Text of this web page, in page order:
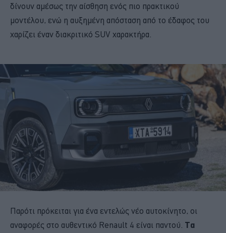
δίνουν αμέσως την αίσθηση ενός πιο πρακτικού
μοντέλου, ενώ η αυξημένη απόσταση από το έδαφος του
χαρίζει έναν διακριτικό SUV χαρακτήρα.
Παρότι πρόκειται για ένα εντελώς νέο αυτοκίνητο, οι
αναφορές στο αυθεντικό Renault 4 είναι παντού. Τα